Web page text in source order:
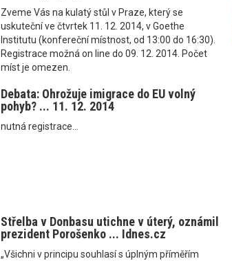
Zveme Vás na kulatý stůl v Praze, který se
uskuteční ve čtvrtek 11. 12. 2014, v Goethe
Institutu (konfereční místnost, od 13:00 do 16:30).
Registrace možná on line do 09. 12. 2014. Počet
míst je omezen.
Debata: Ohrožuje imigrace do EU volný
pohyb? ... 11. 12. 2014
nutná registrace...
Střelba v Donbasu utichne v úterý, oznámil
prezident Porošenko ... Idnes.cz
„Všichni v principu souhlasí s úplným příměřím